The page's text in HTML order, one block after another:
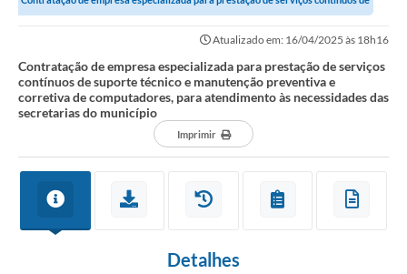
Secretarias
Notícias
Galeria de Vídeos
Arquivos para Download
Atualizado em: 16/04/2025 às 18h16
Contratação de empresa especializada para prestação de serviços
contínuos de suporte técnico e manutenção preventiva e
corretiva de computadores, para atendimento às necessidades das
secretarias do município
Imprimir
Detalhes